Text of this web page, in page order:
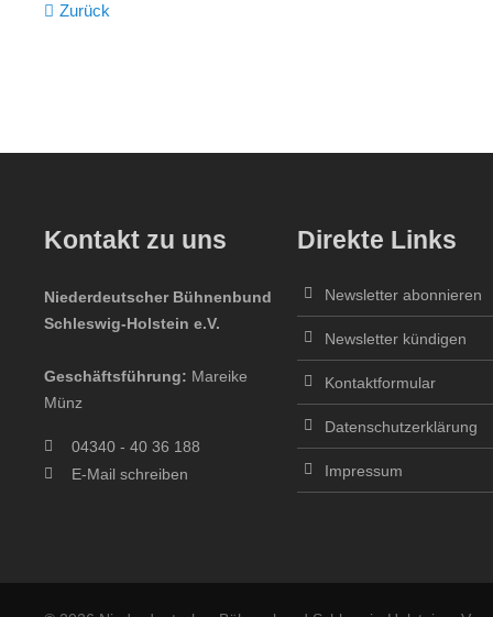
Zurück
Kontakt zu uns
Niederdeutscher Bühnenbund
Schleswig-Holstein e.V.
Geschäftsführung: Mareike
Münz
04340 - 40 36 188
E-Mail schreiben
Direkte Links
Newsletter abonnieren
Newsletter kündigen
Kontaktformular
Datenschutzerklärung
Impressum